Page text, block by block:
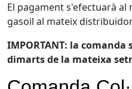
El pagament s'efectuarà
gasoil al mateix
IMPORTANT: la comanda
dimarts de la mateixa